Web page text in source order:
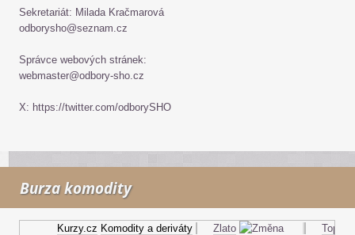
Sekretariát: Milada Kračmarová
odborysho@seznam.cz
Správce webových stránek:
webmaster@odbory-sho.cz
X: https://twitter.com/odborySHO
Burza komodity
Kurzy.cz Komodity a deriváty Zlato Topný